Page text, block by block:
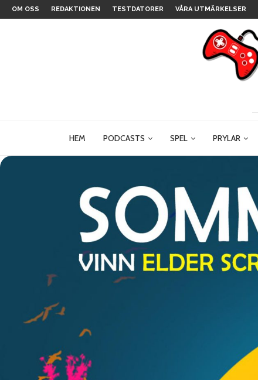
OM OSS REDAKTIONEN TESTDATORER VÅRA UTMÄRKELSER
HEM PODCASTS SPEL PRYLAR